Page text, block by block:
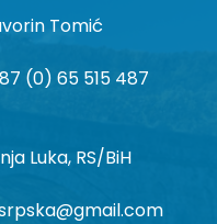
Tomić
(0) 65 515 487
Luka, RS/BiH